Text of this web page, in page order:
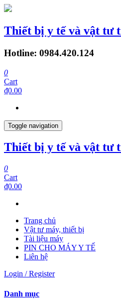
Thiết bị y tế và vật tư
Hotline: 0984.420.124
0
Cart
₫0.00
Toggle navigation
Thiết bị y tế và vật tư
0
Cart
₫0.00
Trang chủ
Vật tư máy, thiết bị
Tài liệu máy
PIN CHO MÁY Y TẾ
Liên hệ
Login / Register
Danh mục